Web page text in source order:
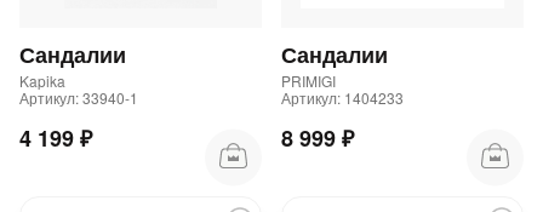
Сандалии
Kapika
Артикул: 33940-1
4 199 ₽
Сандалии
PRIMIGI
Артикул: 1404233
8 999 ₽